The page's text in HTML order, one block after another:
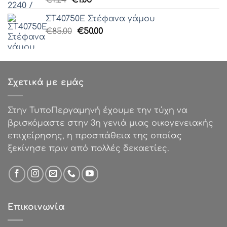
was:
€1.24.
τιμή
είναι:
ΣΤ40750Ε Στέφανα γάμου
€85.00 Original
€85.00.
€50.00Η
είναι:
Σχετικά με εμάς
Στην ΤυποΠεργαμηνή έχουμε την τύχη να
βρισκόμαστε στην 3η γενιά μιας οικογενειακής
επιχείρησης, η προσπάθεια της οποίας
ξεκίνησε πριν από πολλές δεκαετίες.
Επικοινωνία